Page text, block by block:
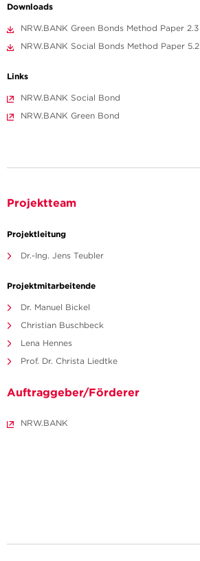
Downloads
NRW.BANK Green Bonds Method Paper 2.3
NRW.BANK Social Bonds Method Paper 5.2
Links
NRW.BANK Social Bond
NRW.BANK Green Bond
Projektteam
Projektleitung
Dr.-Ing. Jens Teubler
Projektmitarbeitende
Dr. Manuel Bickel
Christian Buschbeck
Lena Hennes
Prof. Dr. Christa Liedtke
Auftraggeber/Förderer
NRW.BANK